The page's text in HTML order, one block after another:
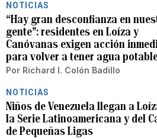
NOTICIAS
“Hay gran desconfianza en
gente”: residentes en Loíza y
Canóvanas exigen acción
para volver a tener agua
Por Richard I. Colón Badillo
NOTICIAS
Niños de Venezuela llegan a
la Serie Latinoamericana y del
de Pequeñas Ligas